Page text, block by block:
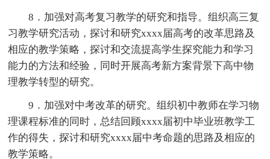
8．加强对高考复习教学的研究和指导。组织高三复
习教学研究活动，探讨和研究xxxx届高考的改革思路及
相应的教学策略，探讨和交流提高学生探究能力和学习
能力的方法和经验，同时开展高考新方案背景下高中物
理教学转型的研究。
9．加强对中考改革的研究。组织初中教师在学习物
理课程标准的同时，总结回顾xxxx届初中毕业班教学工
作的得失，探讨和研究xxxx届中考命题的思路及相应的
教学策略。